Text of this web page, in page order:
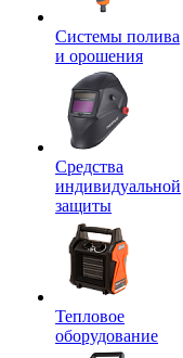
Системы полива
и орошения
Средства
индивидуальной
защиты
Тепловое
оборудование